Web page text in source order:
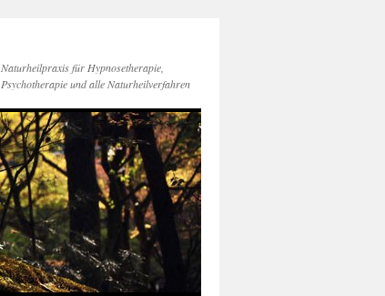
Naturheilpraxis für Hypnosetherapie,
Psychotherapie und alle Naturheilverfahren